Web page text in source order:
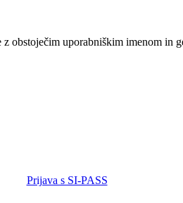
obstoječim uporabniškim imenom in
Prijava s SI-PASS